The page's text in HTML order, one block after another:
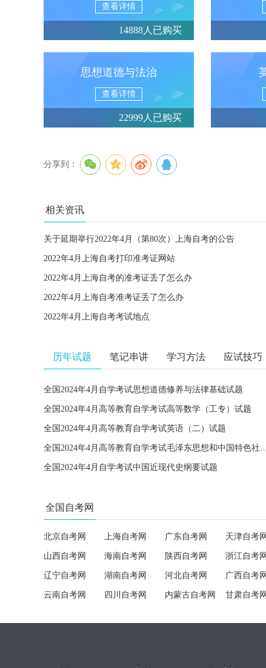
查看详情
14888人已购买
思想道德与法治
查看详情
22999人已购买
分享到：
相关资讯
关于延期举行2022年4月（第80次）上海自考的公告
2022年4月上海自考打印准考证网站
2022年4月上海自考的准考证丢了怎么办
2022年4月上海自考准考证丢了怎么办
2022年4月上海自考考试地点
历年试题 笔记串讲 学习方法 应试技巧
全国2024年4月自学考试思想道德修养与法律基础试题
全国2024年4月高等教育自学考试高等数学（工专）试题
全国2024年4月高等教育自学考试英语（二）试题
全国2024年4月高等教育自学考试毛泽东思想和
全国2024年4月自学考试中国近现代史纲要试题
全国自考网
北京自考网 上海自考网 广东自考网 天津自考网
山西自考网 海南自考网 陕西自考网 浙江自考网
辽宁自考网 湖南自考网 河北自考网 广西自考网
云南自考网 四川自考网 内蒙古自考网 甘肃自考网